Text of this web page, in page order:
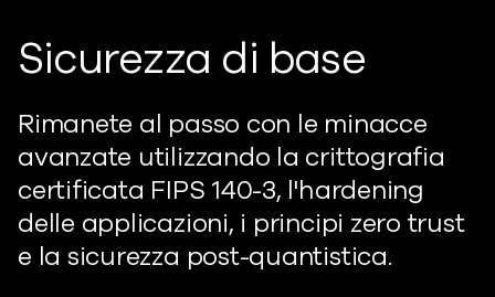
Sicurezza di base
Rimanete al passo con le minacce
avanzate utilizzando la crittografia
certificata FIPS 140-3, l'hardening
delle applicazioni, i principi zero trust
e la sicurezza post-quantistica.